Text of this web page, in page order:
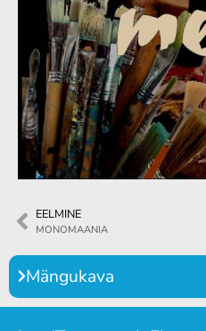
EELMINE
MONOMAANIA
Mängukava